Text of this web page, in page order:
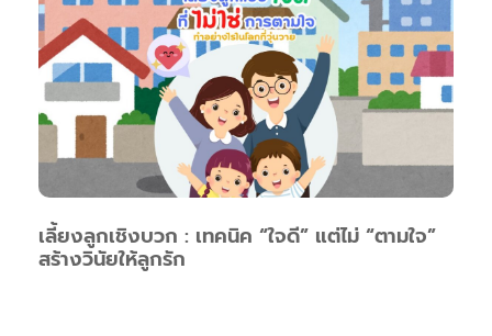
เลี้ยงลูกเชิงบวก : เทคนิค “ใจดี” แต่ไม่ “ตามใจ”
สร้างวินัยให้ลูกรัก